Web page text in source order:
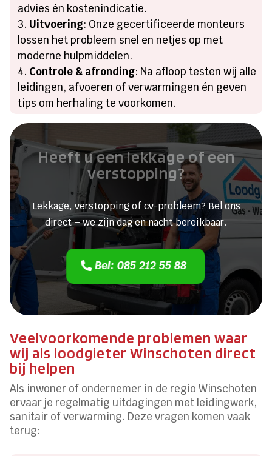
advies én kostenindicatie.
Uitvoering: Onze gecertificeerde monteurs
lossen het probleem snel en netjes op met
moderne hulpmiddelen.
Controle & afronding: Na afloop testen wij alle
leidingen, afvoeren of verwarmingen én geven
tips om herhaling te voorkomen.
Heeft u een lekkage of een
verstopping?
Lekkage, verstopping of cv-probleem? Bel ons
direct – we zijn dag en nacht bereikbaar.
Bel: 085 212 55 88
Veelvoorkomende problemen waar
wij als loodgieter Winschoten direct
bij helpen
Als inwoner of ondernemer in de regio Winschoten
ervaar je regelmatig uitdagingen met leidingwerk,
sanitair of verwarming. Deze vragen komen vaak
terug: